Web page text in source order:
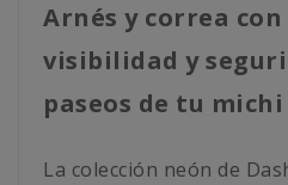
Arnés y correa
visibilidad y
paseos de tu michi
La colección neón de